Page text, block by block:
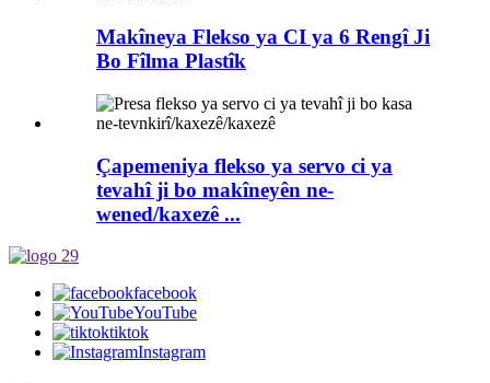
Makîneya Flekso ya CI ya 6 Rengî Ji
Bo Fîlma Plastîk
Çapemeniya flekso ya servo ci ya
tevahî ji bo makîneyên ne-
wened/kaxezê ...
facebook
YouTube
tiktok
Instagram